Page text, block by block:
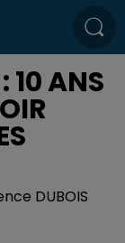
10 ANS
DUBOIS